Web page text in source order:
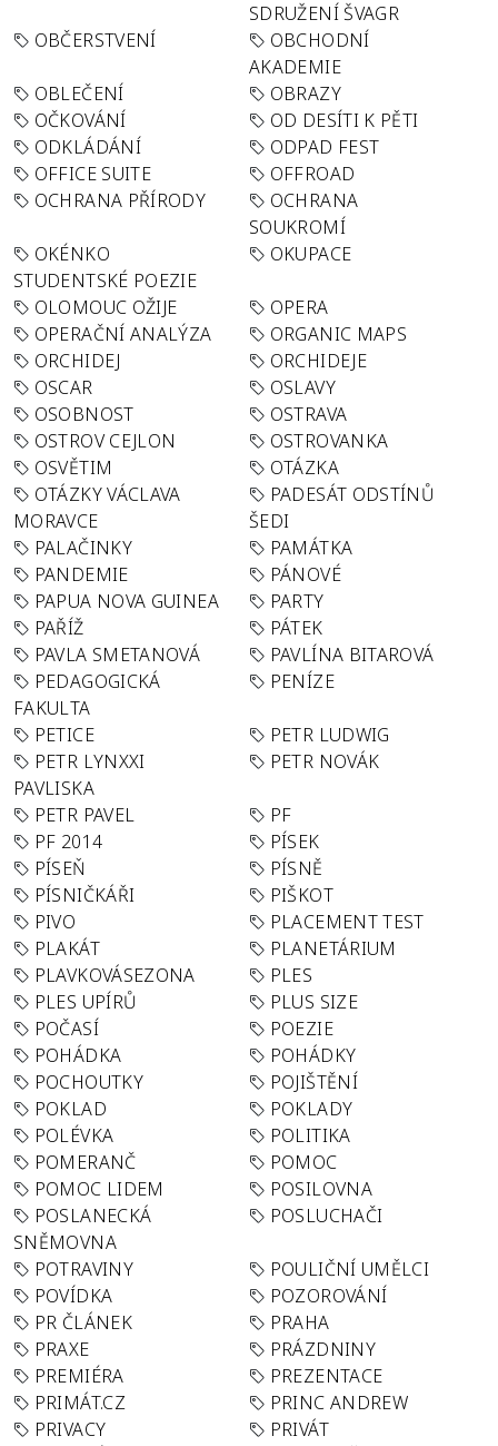
SDRUŽENÍ ŠVAGR
OBČERSTVENÍ
OBCHODNÍ
AKADEMIE
OBLEČENÍ
OBRAZY
OČKOVÁNÍ
OD DESÍTI K PĚTI
ODKLÁDÁNÍ
ODPAD FEST
OFFICE SUITE
OFFROAD
OCHRANA PŘÍRODY
OCHRANA
SOUKROMÍ
OKÉNKO
STUDENTSKÉ POEZIE
OKUPACE
OLOMOUC OŽIJE
OPERA
OPERAČNÍ ANALÝZA
ORGANIC MAPS
ORCHIDEJ
ORCHIDEJE
OSCAR
OSLAVY
OSOBNOST
OSTRAVA
OSTROV CEJLON
OSTROVANKA
OSVĚTIM
OTÁZKA
OTÁZKY VÁCLAVA
MORAVCE
PADESÁT ODSTÍNŮ
ŠEDI
PALAČINKY
PAMÁTKA
PANDEMIE
PÁNOVÉ
PAPUA NOVA GUINEA
PARTY
PAŘÍŽ
PÁTEK
PAVLA SMETANOVÁ
PAVLÍNA BITAROVÁ
PEDAGOGICKÁ
FAKULTA
PENÍZE
PETICE
PETR LUDWIG
PETR LYNXXI
PAVLISKA
PETR NOVÁK
PETR PAVEL
PF
PF 2014
PÍSEK
PÍSEŇ
PÍSNĚ
PÍSNIČKÁŘI
PIŠKOT
PIVO
PLACEMENT TEST
PLAKÁT
PLANETÁRIUM
PLAVKOVÁSEZONA
PLES
PLES UPÍRŮ
PLUS SIZE
POČASÍ
POEZIE
POHÁDKA
POHÁDKY
POCHOUTKY
POJIŠTĚNÍ
POKLAD
POKLADY
POLÉVKA
POLITIKA
POMERANČ
POMOC
POMOC LIDEM
POSILOVNA
POSLANECKÁ
SNĚMOVNA
POSLUCHAČI
POTRAVINY
POULIČNÍ UMĚLCI
POVÍDKA
POZOROVÁNÍ
PR ČLÁNEK
PRAHA
PRAXE
PRÁZDNINY
PREMIÉRA
PREZENTACE
PRIMÁT.CZ
PRINC ANDREW
PRIVACY
PRIVÁT